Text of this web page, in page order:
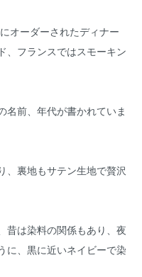
オーダーされたディナー
、フランスではスモーキン
名前、年代が書かれていま
、裏地もサテン生地で贅沢
昔は染料の関係もあり、夜
に、黒に近いネイビーで染